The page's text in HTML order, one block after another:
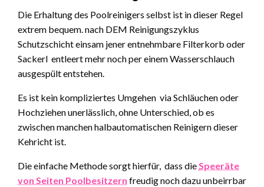
Die Erhaltung des Poolreinigers selbst ist in dieser Regel
extrem bequem. nach DEM Reinigungszyklus
Schutzschicht einsam jener entnehmbare Filterkorb oder
Sackerl entleert mehr noch per einem Wasserschlauch
ausgespült entstehen.
Es ist kein kompliziertes Umgehen via Schläuchen oder
Hochziehen unerlässlich, ohne Unterschied, ob es
zwischen manchen halbautomatischen Reinigern dieser
Kehricht ist.
Die einfache Methode sorgt hierfür, dass dieSpeeräte
von Seiten Poolbesitzern freudig noch dazu unbeirrbar